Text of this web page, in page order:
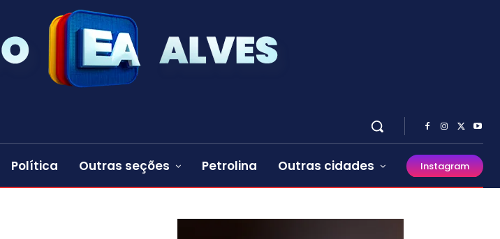
Política Outras seções Petrolina Outras cidades Instagram